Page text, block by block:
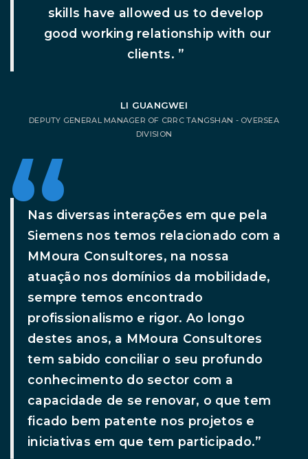
skills have allowed us to develop
good working relationship with our
clients. ”
LI GUANGWEI
DEPUTY GENERAL MANAGER OF CRRC TANGSHAN - OVERSEA
DIVISION
Nas diversas interações em que pela
Siemens nos temos relacionado com a
MMoura Consultores, na nossa
atuação nos domínios da mobilidade,
sempre temos encontrado
profissionalismo e rigor. Ao longo
destes anos, a MMoura Consultores
tem sabido conciliar o seu profundo
conhecimento do sector com a
capacidade de se renovar, o que tem
ficado bem patente nos projetos e
iniciativas em que tem participado.”